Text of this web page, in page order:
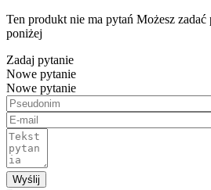
Ten produkt nie ma pytań Możesz
poniżej
Zadaj pytanie
Nowe pytanie
Nowe pytanie
Wyślij